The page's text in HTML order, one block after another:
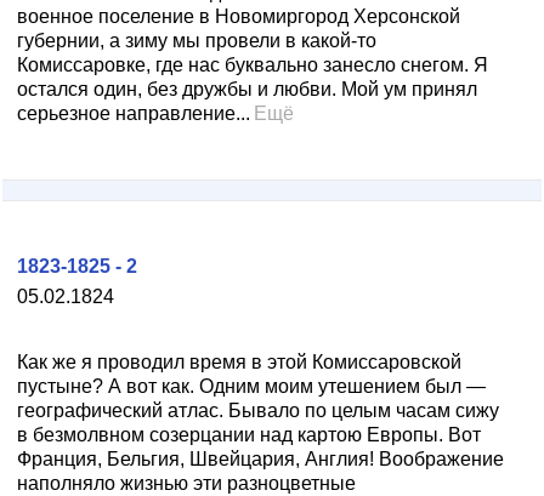
военное поселение в Новомиргород Херсонской
губернии, а зиму мы провели в какой-то
Комиссаровке, где нас буквально занесло снегом. Я
остался один, без дружбы и любви. Мой ум принял
серьезное направление... Ещё
05.02.1824
1823-1825 - 2
Как же я проводил время в этой Комиссаровской
пустыне? А вот как. Одним моим утешением был —
географический атлас. Бывало по целым часам сижу
в безмолвном созерцании над картою Европы. Вот
Франция, Бельгия, Швейцария, Англия! Воображение
наполняло жизнью эти разноцветные